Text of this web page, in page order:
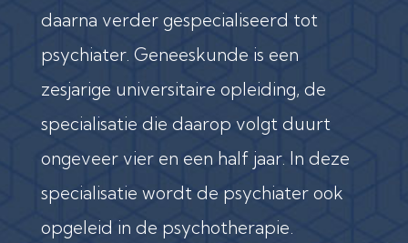
daarna verder gespecialiseerd tot
psychiater. Geneeskunde is een
zesjarige universitaire opleiding, de
specialisatie die daarop volgt duurt
ongeveer vier en een half jaar. In deze
specialisatie wordt de psychiater ook
opgeleid in de psychotherapie.